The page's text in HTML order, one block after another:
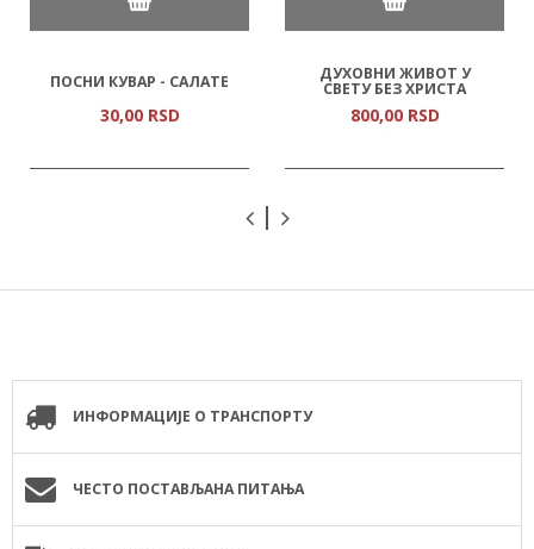
ПОСНИ КУВАР - САЛАТЕ
30,00 RSD
ДУХОВНИ ЖИВОТ У
СВЕТУ БЕЗ ХРИСТА
800,00 RSD
ИНФОРМАЦИЈЕ О ТРАНСПОРТУ
ЧЕСТО ПОСТАВЉАНА ПИТАЊА